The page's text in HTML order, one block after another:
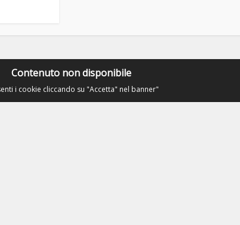
Contenuto non disponibile
i cookie cliccando su "Accetta" nel banner"